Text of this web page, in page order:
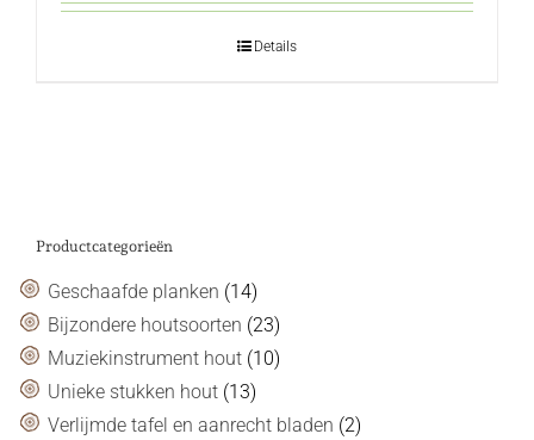
Details
Productcategorieën
Geschaafde planken (14)
Bijzondere houtsoorten (23)
Muziekinstrument hout (10)
Unieke stukken hout (13)
Verlijmde tafel en aanrecht bladen (2)